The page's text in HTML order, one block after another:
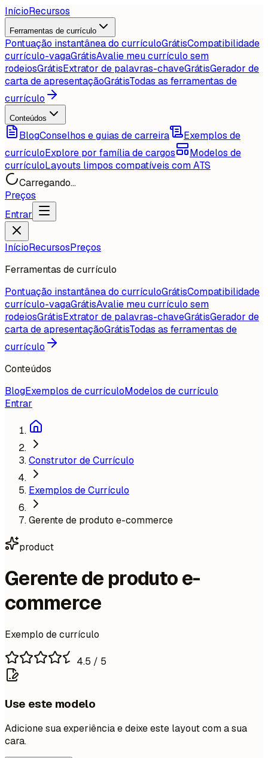
InícioRecursos
Ferramentas de currículo
Pontuação instantânea do currículoGrátisCompatibilidade
currículo-vagaGrátisAvalie meu currículo sem
rodeiosGrátisExtrator de palavras-chaveGrátisGerador de
carta de apresentaçãoGrátisTodas as ferramentas de
currículo
Conteúdos
BlogConselhos e guias de carreira
Exemplos de
currículoExplore por família de cargos
Modelos de
currículoLayouts limpos compatíveis com ATS
Carregando...
Preços
Entrar
InícioRecursosPreços
Ferramentas de currículo
Pontuação instantânea do currículoGrátisCompatibilidade
currículo-vagaGrátisAvalie meu currículo sem
rodeiosGrátisExtrator de palavras-chaveGrátisGerador de
carta de apresentaçãoGrátisTodas as ferramentas de
currículo
Conteúdos
BlogExemplos de currículoModelos de currículo
Entrar
Construtor de Currículo
Exemplos de Currículo
Gerente de produto e-commerce
product
Gerente de produto e-
commerce
Exemplo de currículo
4.5 / 5
Use este modelo
Adicione sua experiência e deixe este layout com a sua
cara.